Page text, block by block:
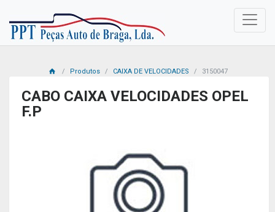
Produtos CAIXA DE VELOCIDADES 3150047
CABO CAIXA VELOCIDADES OPEL
F.P